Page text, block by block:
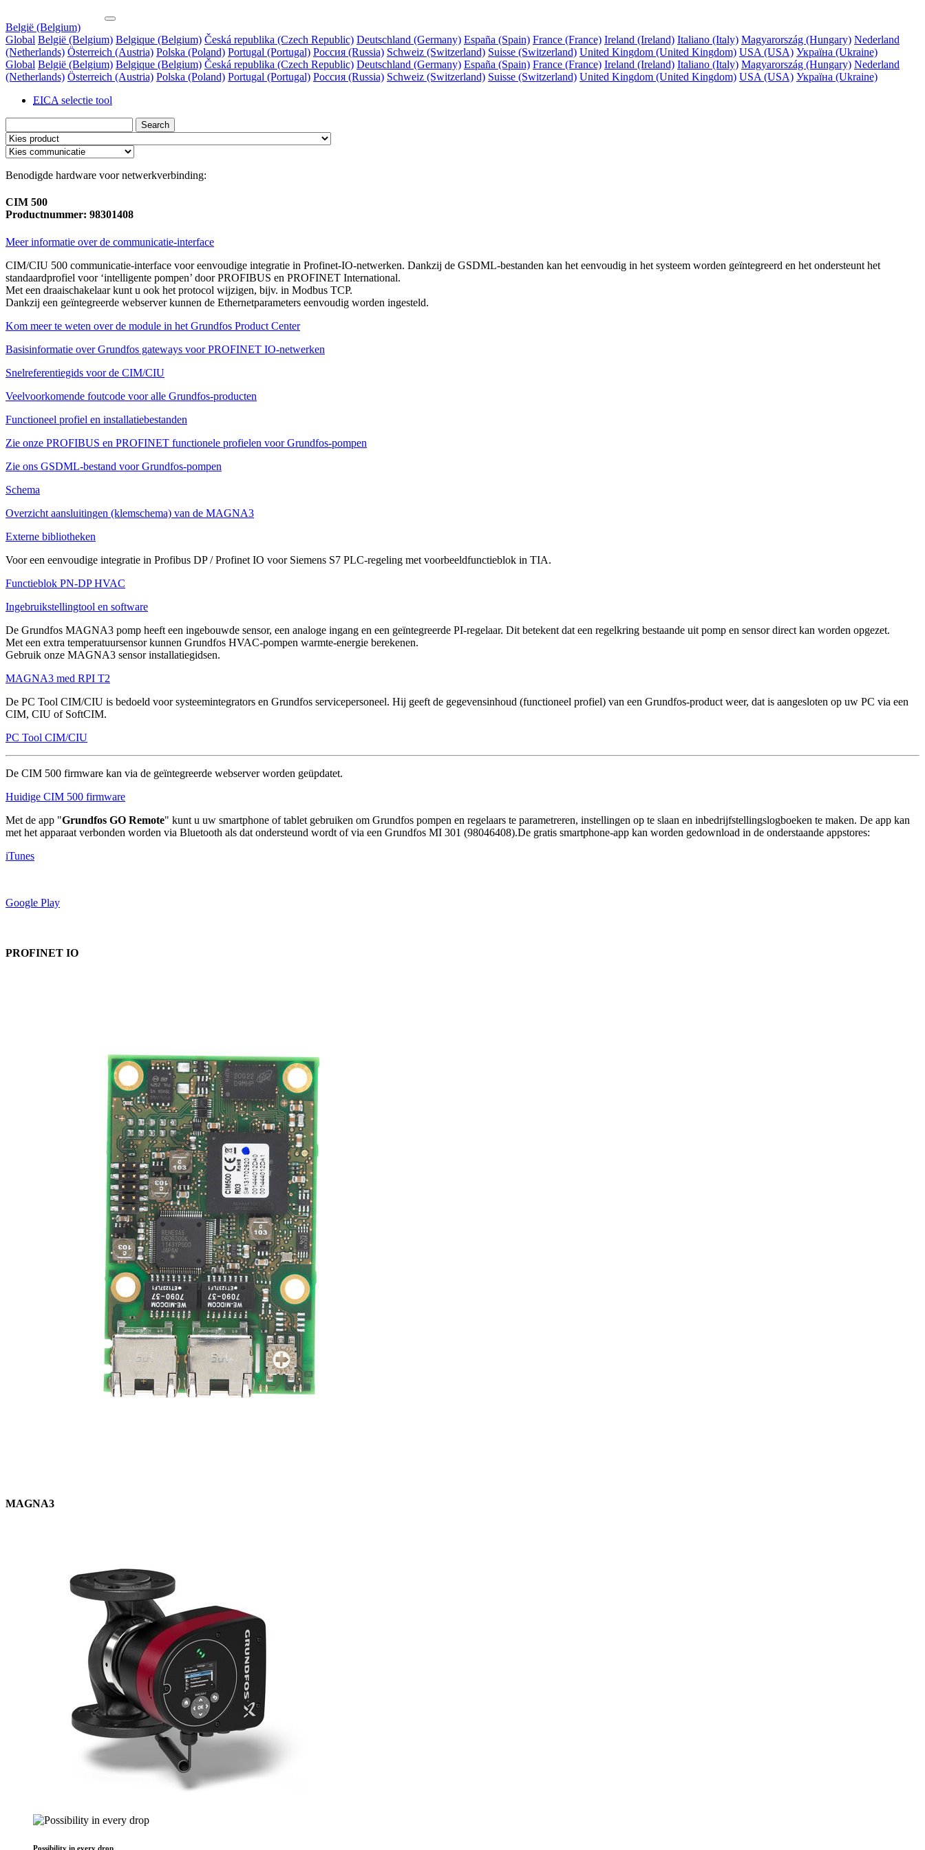
België (Belgium)
Global België (Belgium) Belgique (Belgium) Česká republika (Czech Republic) Deutschland (Germany) España (Spain) France (France) Ireland (Ireland) Italiano (Italy) Magyarország (Hungary) Nederland
(Netherlands) Österreich (Austria) Polska (Poland) Portugal (Portugal) Россия (Russia) Schweiz (Switzerland) Suisse (Switzerland) United Kingdom (United Kingdom) USA (USA) Україна (Ukraine)
Global België (Belgium) Belgique (Belgium) Česká republika (Czech Republic) Deutschland (Germany) España (Spain) France (France) Ireland (Ireland) Italiano (Italy) Magyarország (Hungary) Nederland
(Netherlands) Österreich (Austria) Polska (Poland) Portugal (Portugal) Россия (Russia) Schweiz (Switzerland) Suisse (Switzerland) United Kingdom (United Kingdom) USA (USA) Україна (Ukraine)
EICA selectie tool
Search
Benodigde hardware voor netwerkverbinding:
CIM 500
Productnummer: 98301408
Meer informatie over de communicatie-interface
CIM/CIU 500 communicatie-interface voor eenvoudige integratie in Profinet-IO-netwerken. Dankzij de GSDML-bestanden kan het eenvoudig in het systeem worden geïntegreerd en het ondersteunt het
standaardprofiel voor ‘intelligente pompen’ door PROFIBUS en PROFINET International.
Met een draaischakelaar kunt u ook het protocol wijzigen, bijv. in Modbus TCP.
Dankzij een geïntegreerde webserver kunnen de Ethernetparameters eenvoudig worden ingesteld.
Kom meer te weten over de module in het Grundfos Product Center
Basisinformatie over Grundfos gateways voor PROFINET IO-netwerken
Snelreferentiegids voor de CIM/CIU
Veelvoorkomende foutcode voor alle Grundfos-producten
Functioneel profiel en installatiebestanden
Zie onze PROFIBUS en PROFINET functionele profielen voor Grundfos-pompen
Zie ons GSDML-bestand voor Grundfos-pompen
Schema
Overzicht aansluitingen (klemschema) van de MAGNA3
Externe bibliotheken
Voor een eenvoudige integratie in Profibus DP / Profinet IO voor Siemens S7 PLC-regeling met voorbeeldfunctieblok in TIA.
Functieblok PN-DP HVAC
Ingebruikstellingtool en software
De Grundfos MAGNA3 pomp heeft een ingebouwde sensor, een analoge ingang en een geïntegreerde PI-regelaar. Dit betekent dat een regelkring bestaande uit pomp en sensor direct kan worden opgezet.
Met een extra temperatuursensor kunnen Grundfos HVAC-pompen warmte-energie berekenen.
Gebruik onze MAGNA3 sensor installatiegidsen.
MAGNA3 med RPI T2
De PC Tool CIM/CIU is bedoeld voor systeemintegrators en Grundfos servicepersoneel. Hij geeft de gegevensinhoud (functioneel profiel) van een Grundfos-product weer, dat is aangesloten op uw PC via een
CIM, CIU of SoftCIM.
PC Tool CIM/CIU
De CIM 500 firmware kan via de geïntegreerde webserver worden geüpdatet.
Huidige CIM 500 firmware
Met de app "Grundfos GO Remote" kunt u uw smartphone of tablet gebruiken om Grundfos pompen en regelaars te parametreren, instellingen op te slaan en inbedrijfstellingslogboeken te maken. De app kan
met het apparaat verbonden worden via Bluetooth als dat ondersteund wordt of via een Grundfos MI 301 (98046408).De gratis smartphone-app kan worden gedownload in de onderstaande appstores:
iTunes
Google Play
PROFINET IO
MAGNA3
Possibility in every drop